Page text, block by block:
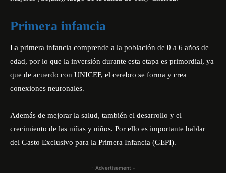
Primera infancia
La primera infancia comprende a la población de 0 a 6 años de
edad, por lo que la inversión durante esta etapa es primordial, ya
que de acuerdo con UNICEF, el cerebro se forma y crea
conexiones neuronales.
Además de mejorar la salud, también el desarrollo y el
crecimiento de las niñas y niños. Por ello es importante hablar
del Gasto Exclusivo para la Primera Infancia (GEPI).
- Advertisement -